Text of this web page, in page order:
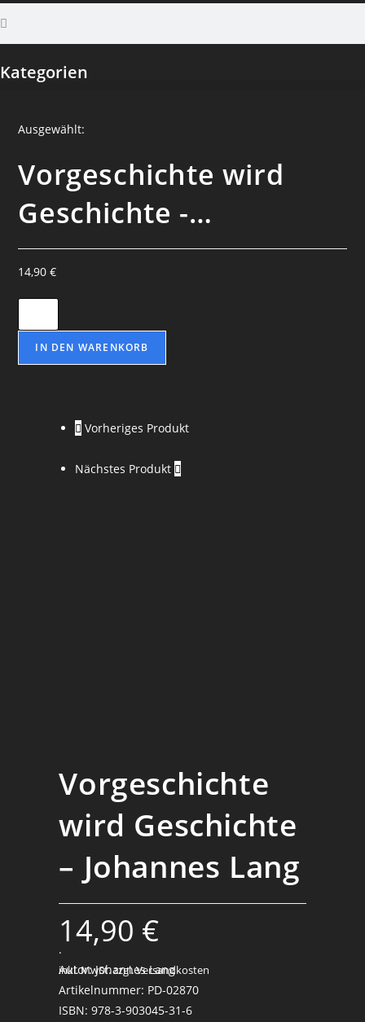
Kategorien
Ausgewählt:
Vorgeschichte wird
Geschichte -…
14,90€
IN DEN WARENKORB
Vorheriges Produkt
Nächstes Produkt
Vorgeschichte
wird Geschichte
– Johannes Lang
14,90 €
inkl. MwSt.zzgl. Versandkosten
.
Autor: Johannes Lang
Artikelnummer: PD-02870
ISBN: 978-3-903045-31-6